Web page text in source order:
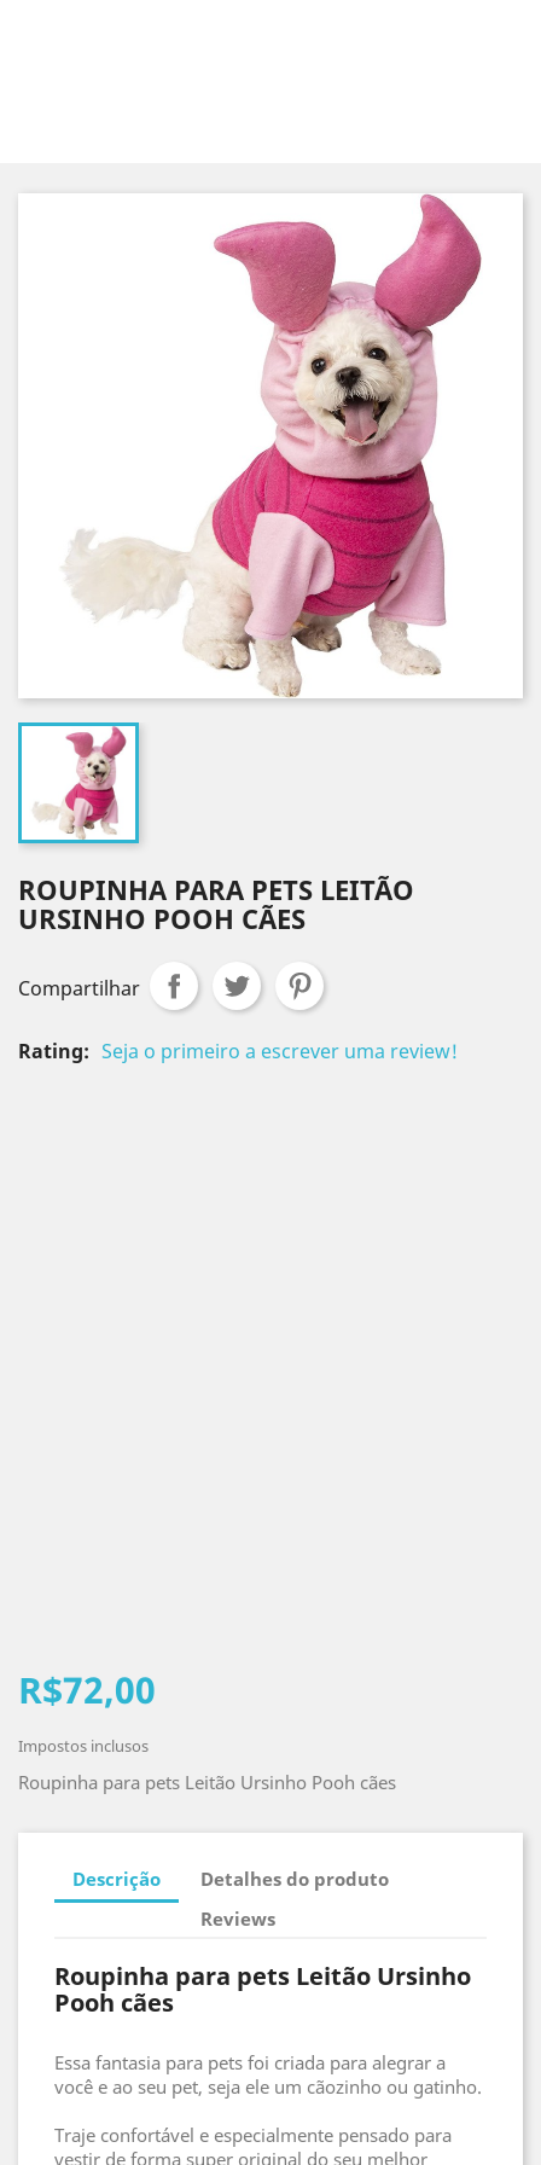
ROUPINHA PARA PETS LEITÃO
URSINHO POOH CÃES
Compartilhar
Rating: Seja o primeiro a escrever uma review!
R$72,00
Impostos inclusos
Roupinha para pets Leitão Ursinho Pooh cães
Descrição
Detalhes do produto
Reviews
Roupinha para pets Leitão Ursinho
Pooh cães
Essa fantasia para pets foi criada para alegrar a
você e ao seu pet, seja ele um cãozinho ou gatinho.
Traje confortável e especialmente pensado para
vestir de forma super original do seu melhor